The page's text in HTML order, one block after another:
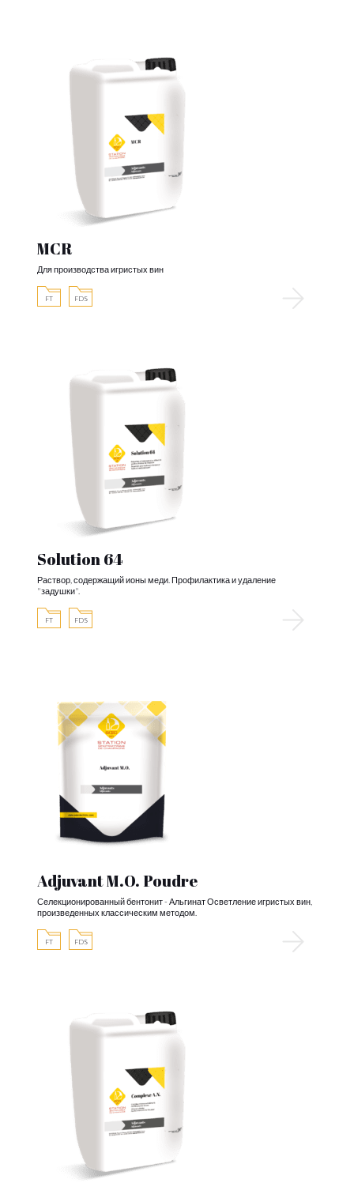
MCR
Для производства игристых вин
FT FDS
Solution 64
Раствор, содержащий ионы меди. Профилактика и удаление
"задушки".
FT FDS
Adjuvant M.O. Poudre
Селекционированный бентонит - Альгинат Осветление игристых вин,
произведенных классическим методом.
FT FDS